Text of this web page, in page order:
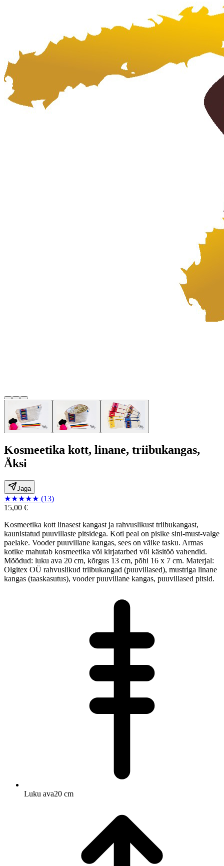
Kosmeetika kott, linane, triibukangas,
Äksi
Jaga
★★★★★ (13)
15,00 €
Kosmeetika kott linasest kangast ja rahvuslikust triibukangast,
kaunistatud puuvillaste pitsidega. Koti peal on pisike sini-must-valge
paelake. Vooder puuvillane kangas, sees on väike tasku. Armas
kotike mahutab kosmeetika või kirjatarbed või käsitöö vahendid.
Mõõdud: luku ava 20 cm, kõrgus 13 cm, põhi 16 x 7 cm. Materjal:
Olgitex OÜ rahvuslikud triibukangad (puuvillased), mustriga linane
kangas (taaskasutus), vooder puuvillane kangas, puuvillased pitsid.
Luku ava20 cm